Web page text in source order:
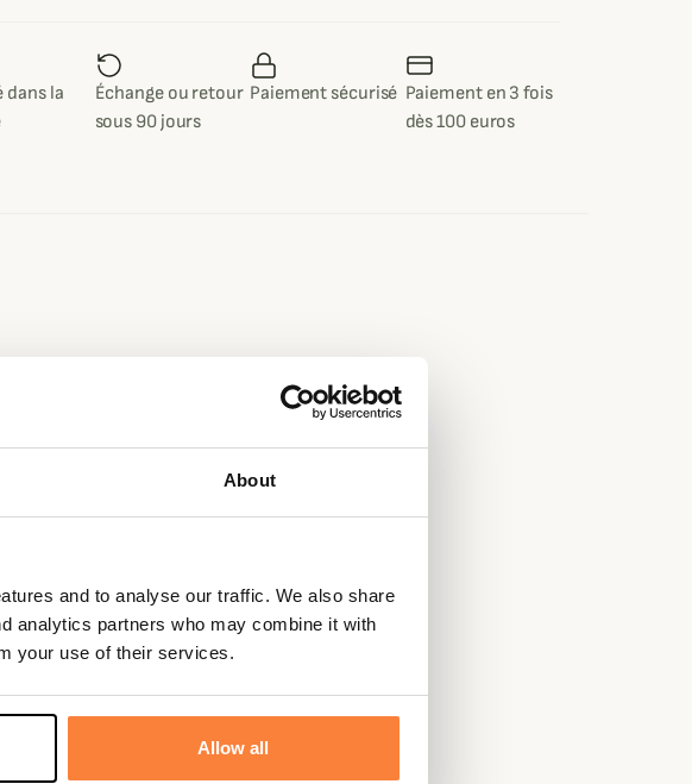
About
and to analyse our traffic. We also share
analytics partners who may combine it with
your use of their services.
Allow all
dans la
Échange ou retour
sous 90 jours
Paiement sécurisé Paiement en 3 fois
dès 100 euros